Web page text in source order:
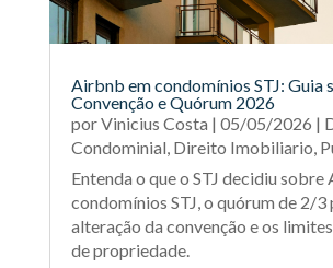
Airbnb em condomínios STJ: Guia
Convenção e Quórum 2026
porVinicius Costa | 05/05/2026 |
Condominial Direito Imobiliario
Entenda o que o STJ decidiu sobre
condomínios STJ, o quórum de 2/3
alteração da convenção e os
de propriedade.